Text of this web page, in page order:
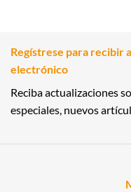
Regístrese para recibir
electrónico
Reciba actualizaciones
especiales, nuevos